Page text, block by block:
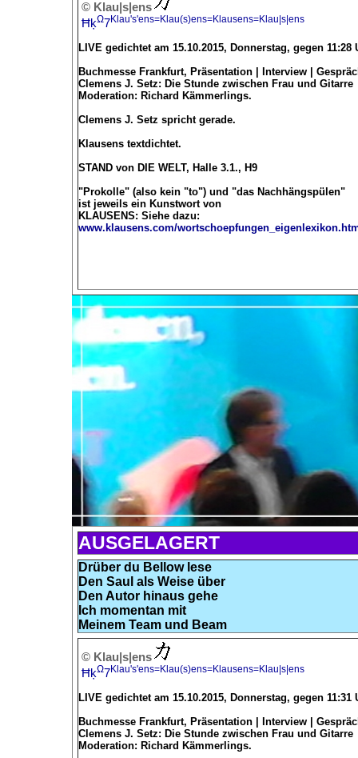
© Klau|s|ens
ĦķΩ7Klau's'ens=Klau(s)ens=Klausens=Klau|s|ens
LIVE gedichtet am 15.10.2015, Donnerstag, gegen 11:28
Buchmesse Frankfurt, Präsentation | Interview |
Clemens J. Setz: Die Stunde zwischen Frau und Gitarre
Moderation: Richard Kämmerlings.
Clemens J. Setz spricht gerade.
Klausens textdichtet.
STAND von DIE WELT, Halle 3.1., H9
"Prokolle" (also kein "to") und "das Nachhängspülen"
ist jeweils ein Kunstwort von
KLAUSENS: Siehe dazu:
www.klausens.com/
AUSGELAGERT
Drüber du Bellow lese
Den Saul als Weise über
Den Autor hinaus gehe
Ich momentan mit
Meinem Team und Beam
© Klau|s|ens
ĦķΩ7Klau's'ens=Klau(s)ens=Klausens=Klau|s|ens
LIVE gedichtet am 15.10.2015, Donnerstag, gegen 11:31
Buchmesse Frankfurt, Präsentation | Interview |
Clemens J. Setz: Die Stunde zwischen Frau und Gitarre
Moderation: Richard Kämmerlings.